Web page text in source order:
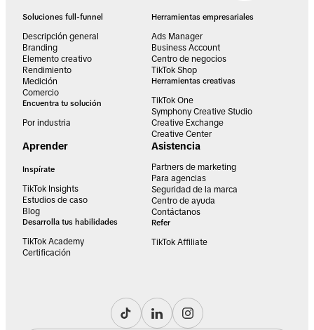
Soluciones full-funnel
Descripción general
Branding
Elemento creativo
Rendimiento
Medición
Comercio
Encuentra tu solución
Por industria
Herramientas empresariales
Ads Manager
Business Account
Centro de negocios
TikTok Shop
Herramientas creativas
TikTok One
Symphony Creative Studio
Creative Exchange
Creative Center
Aprender
Inspírate
TikTok Insights
Estudios de caso
Blog
Desarrolla tus habilidades
TikTok Academy
Certificación
Asistencia
Partners de marketing
Para agencias
Seguridad de la marca
Centro de ayuda
Contáctanos
Refer
TikTok Affiliate